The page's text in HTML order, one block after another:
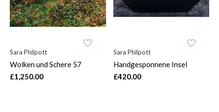
Sara Philpott
Wolken und Schere 57
£1,250.00
Sara Philpott
Handgesponnene Insel
£420.00